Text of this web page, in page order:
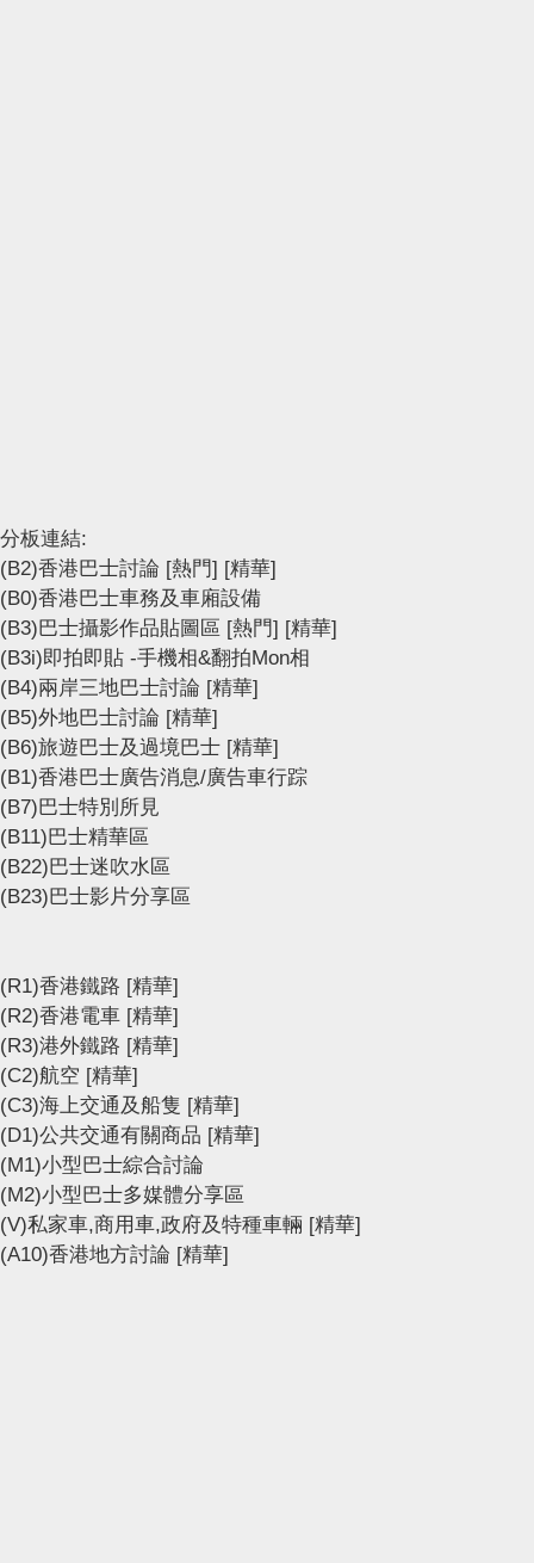
分板連結:
(B2)香港巴士討論 [熱門] [精華]
(B0)香港巴士車務及車廂設備
(B3)巴士攝影作品貼圖區 [熱門] [精華]
(B3i)即拍即貼 -手機相&翻拍Mon相
(B4)兩岸三地巴士討論 [精華]
(B5)外地巴士討論 [精華]
(B6)旅遊巴士及過境巴士 [精華]
(B1)香港巴士廣告消息/廣告車行踪
(B7)巴士特別所見
(B11)巴士精華區
(B22)巴士迷吹水區
(B23)巴士影片分享區
(R1)香港鐵路 [精華]
(R2)香港電車 [精華]
(R3)港外鐵路 [精華]
(C2)航空 [精華]
(C3)海上交通及船隻 [精華]
(D1)公共交通有關商品 [精華]
(M1)小型巴士綜合討論
(M2)小型巴士多媒體分享區
(V)私家車,商用車,政府及特種車輛 [精華]
(A10)香港地方討論 [精華]